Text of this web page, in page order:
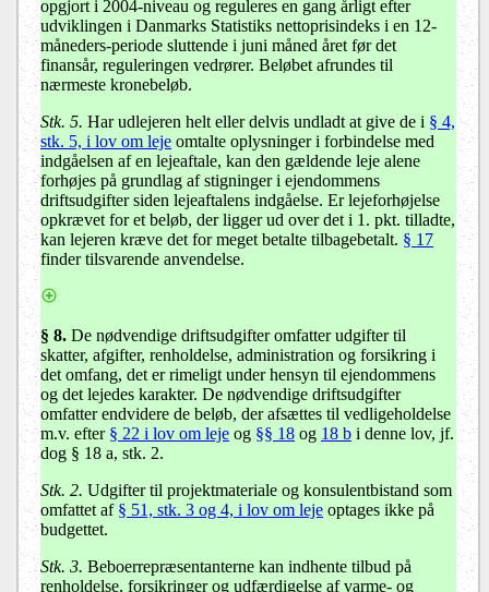
opgjort i 2004-niveau og reguleres en gang årligt efter
udviklingen i Danmarks Statistiks nettoprisindeks i en 12-
måneders-periode sluttende i juni måned året før det
finansår, reguleringen vedrører. Beløbet afrundes til
nærmeste kronebeløb.
Stk. 5. Har udlejeren helt eller delvis undladt at give de i § 4,
stk. 5, i lov om leje omtalte oplysninger i forbindelse med
indgåelsen af en lejeaftale, kan den gældende leje alene
forhøjes på grundlag af stigninger i ejendommens
driftsudgifter siden lejeaftalens indgåelse. Er lejeforhøjelse
opkrævet for et beløb, der ligger ud over det i 1. pkt. tilladte,
kan lejeren kræve det for meget betalte tilbagebetalt. § 17
finder tilsvarende anvendelse.
§ 8. De nødvendige driftsudgifter omfatter udgifter til
skatter, afgifter, renholdelse, administration og forsikring i
det omfang, det er rimeligt under hensyn til ejendommens
og det lejedes karakter. De nødvendige driftsudgifter
omfatter endvidere de beløb, der afsættes til vedligeholdelse
m.v. efter § 22 i lov om leje og §§ 18 og 18 b i denne lov, jf.
dog § 18 a, stk. 2.
Stk. 2. Udgifter til projektmateriale og konsulentbistand som
omfattet af § 51, stk. 3 og 4, i lov om leje optages ikke på
budgettet.
Stk. 3. Beboerrepræsentanterne kan indhente tilbud på
renholdelse, forsikringer og udfærdigelse af varme- og